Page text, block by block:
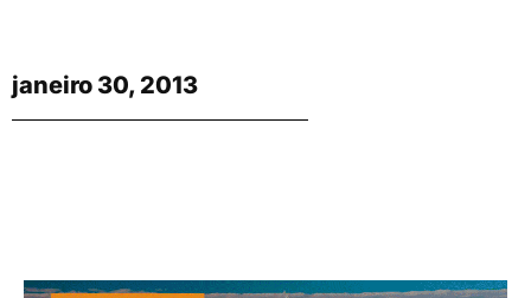
janeiro 30, 2013